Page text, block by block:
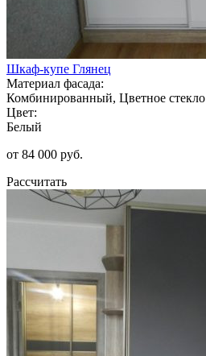
Шкаф-купе Глянец
Материал фасада:
Комбинированный, Цветное стекло
Цвет:
Белый
от 84 000 руб.
Рассчитать